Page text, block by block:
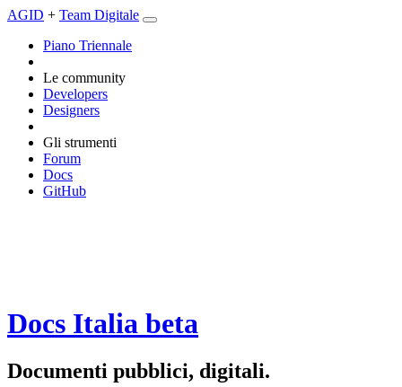
AGID + Team Digitale
Piano Triennale
Le community
Developers
Designers
Gli strumenti
Forum
Docs
GitHub
Docs Italia beta
Documenti pubblici, digitali.